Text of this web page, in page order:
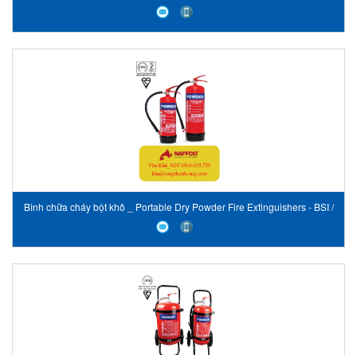
Extinguishers - CE, Marine Approved
Bình chữa cháy bột khô _ Portable Dry Powder Fire Extinguishers - BSI /
LPCB Approved